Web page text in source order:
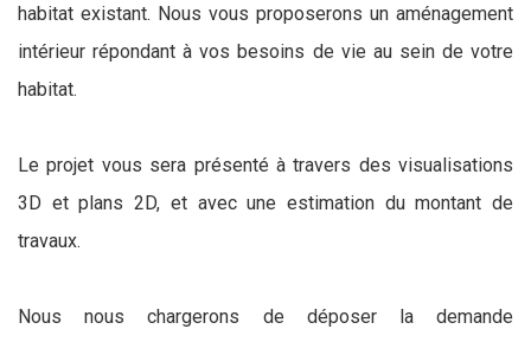
habitat existant. Nous vous proposerons un aménagement
intérieur répondant à vos besoins de vie au sein de votre
habitat.
Le projet vous sera présenté à travers des visualisations
3D et plans 2D, et avec une estimation du montant de
travaux.
Nous nous chargerons de déposer la demande